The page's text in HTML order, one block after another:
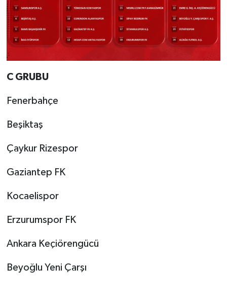
C GRUBU
Fenerbahçe
Beşiktaş
Çaykur Rizespor
Gaziantep FK
Kocaelispor
Erzurumspor FK
Ankara Keçiörengücü
Beyoğlu Yeni Çarşı